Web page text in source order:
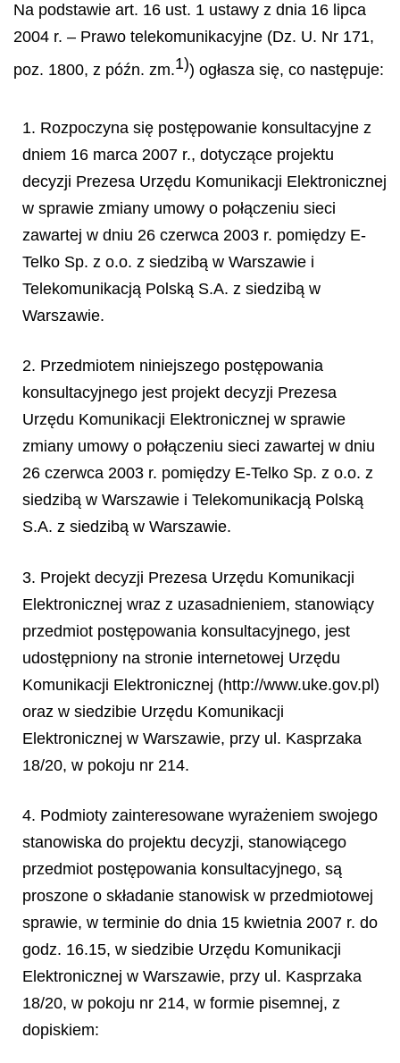
Na podstawie art. 16 ust. 1 ustawy z dnia 16 lipca
2004 r. – Prawo telekomunikacyjne (Dz. U. Nr 171,
poz. 1800, z późn. zm.1)) ogłasza się, co następuje:
1. Rozpoczyna się postępowanie konsultacyjne z
dniem 16 marca 2007 r., dotyczące projektu
decyzji Prezesa Urzędu Komunikacji Elektronicznej
w sprawie zmiany umowy o połączeniu sieci
zawartej w dniu 26 czerwca 2003 r. pomiędzy E-
Telko Sp. z o.o. z siedzibą w Warszawie i
Telekomunikacją Polską S.A. z siedzibą w
Warszawie.
2. Przedmiotem niniejszego postępowania
konsultacyjnego jest projekt decyzji Prezesa
Urzędu Komunikacji Elektronicznej w sprawie
zmiany umowy o połączeniu sieci zawartej w dniu
26 czerwca 2003 r. pomiędzy E-Telko Sp. z o.o. z
siedzibą w Warszawie i Telekomunikacją Polską
S.A. z siedzibą w Warszawie.
3. Projekt decyzji Prezesa Urzędu Komunikacji
Elektronicznej wraz z uzasadnieniem, stanowiący
przedmiot postępowania konsultacyjnego, jest
udostępniony na stronie internetowej Urzędu
Komunikacji Elektronicznej (http://www.uke.gov.pl)
oraz w siedzibie Urzędu Komunikacji
Elektronicznej w Warszawie, przy ul. Kasprzaka
18/20, w pokoju nr 214.
4. Podmioty zainteresowane wyrażeniem swojego
stanowiska do projektu decyzji, stanowiącego
przedmiot postępowania konsultacyjnego, są
proszone o składanie stanowisk w przedmiotowej
sprawie, w terminie do dnia 15 kwietnia 2007 r. do
godz. 16.15, w siedzibie Urzędu Komunikacji
Elektronicznej w Warszawie, przy ul. Kasprzaka
18/20, w pokoju nr 214, w formie pisemnej, z
dopiskiem: